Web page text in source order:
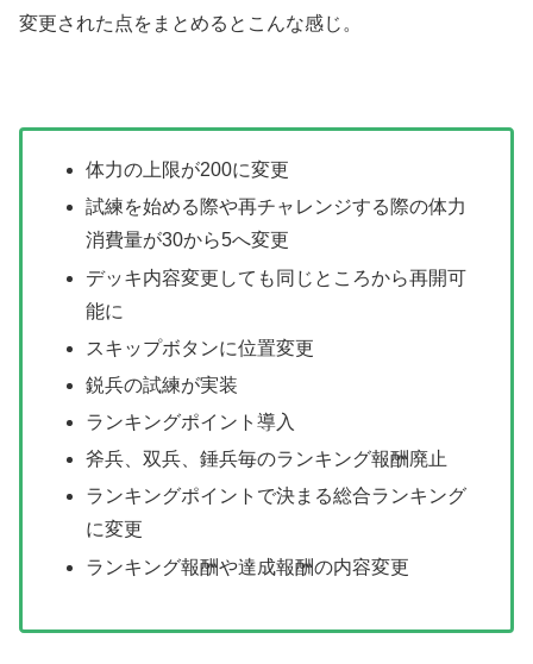
変更された点をまとめるとこんな感じ。
体力の上限が200に変更
試練を始める際や再チャレンジする際の体力
消費量が30から5へ変更
デッキ内容変更しても同じところから再開可
能に
スキップボタンに位置変更
鋭兵の試練が実装
ランキングポイント導入
斧兵、双兵、錘兵毎のランキング報酬廃止
ランキングポイントで決まる総合ランキング
に変更
ランキング報酬や達成報酬の内容変更